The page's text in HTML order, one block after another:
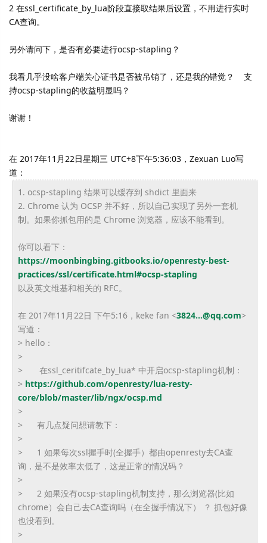
2 在ssl_certificate_by_lua阶段直接取结果后设置，不用进行实时
CA查询。
另外请问下，是否有必要进行ocsp-stapling？
我看几乎没啥客户端关心证书是否被吊销了，还是我的错觉？ 支
持ocsp-stapling的收益明显吗？
谢谢！
在 2017年11月22日星期三 UTC+8下午5:36:03，Zexuan Luo写
道：
1. ocsp-stapling 结果可以缓存到 shdict 里面来
2. Chrome 认为 OCSP 并不好，所以自己实现了另外一套机
制。如果你抓包用的是 Chrome 浏览器，应该不能看到。
你可以看下：
https://moonbingbing.gitbooks.io/openresty-best-
practices/ssl/certificate.html#ocsp-stapling
以及英文维基和相关的 RFC。
在 2017年11月22日 下午5:16，keke fan <3824...@qq.com>
写道：
> hello：
>
> 在ssl_ceritifcate_by_lua* 中开启ocsp-stapling机制：
> https://github.com/openresty/lua-resty-
core/blob/master/lib/ngx/ocsp.md
>
> 有几点疑问想请教下：
>
> 1 如果每次ssl握手时(全握手） 都由openresty去CA查
询，是不是效率太低了， 这是正常的情况码？
>
> 2 如果没有ocsp-stapling机制支持，那么浏览器(比如
chrome）会自己去CA查询吗（在全握手情况下） ？ 抓包好像
也没看到。
>